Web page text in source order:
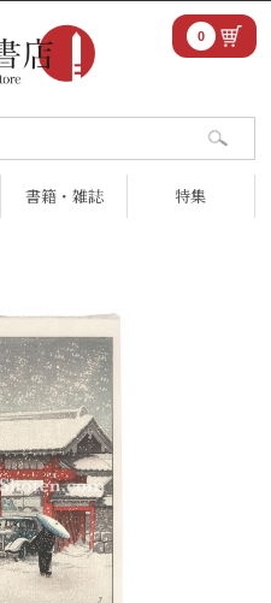
書籍・雑誌 特集
0